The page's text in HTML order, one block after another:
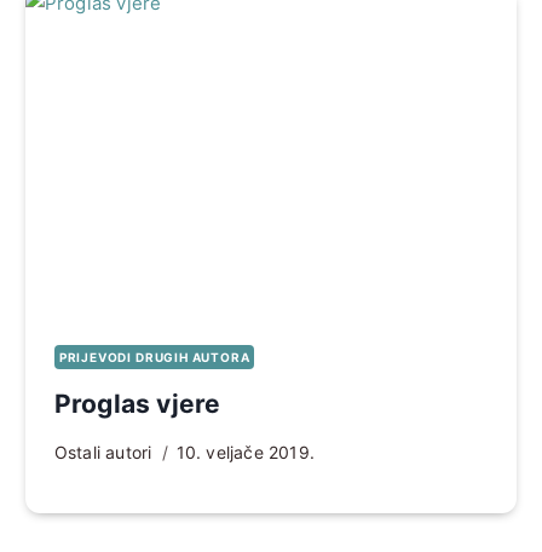
PRIJEVODI DRUGIH AUTORA
Proglas vjere
Ostali autori 10. veljače 2019.